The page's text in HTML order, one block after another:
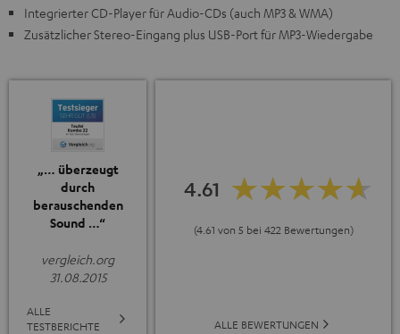
Integrierter CD-Player für Audio-CDs (auch MP3 & WMA)
Zusätzlicher Stereo-Eingang plus USB-Port für MP3-Wiedergabe
„… überzeugt
durch
berauschenden
Sound …“
vergleich.org
31.08.2015
ALLE
TESTBERICHTE
4.61
(4.61 von 5 bei 422 Bewertungen)
ALLE BEWERTUNGEN